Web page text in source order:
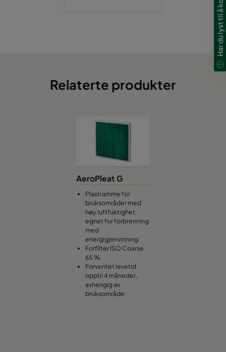
Relaterte produkter
AeroPleat G
Plastramme for
bruksområder med
høy luftfuktighet,
egnet for forbrenning
med
energigjenvinning
Forfilter ISO Coarse
65 %.
Forventet levetid
opptil 4 måneder,
avhengig av
bruksområde